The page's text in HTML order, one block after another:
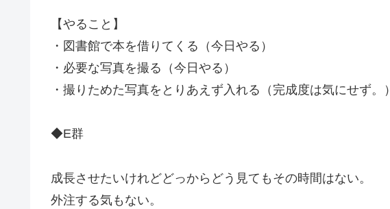
【やること】
・図書館で本を借りてくる（今日やる）
・必要な写真を撮る（今日やる）
・撮りためた写真をとりあえず入れる（完成度は気にせず。）
◆E群
成長させたいけれどどっからどう見てもその時間はない。
外注する気もない。